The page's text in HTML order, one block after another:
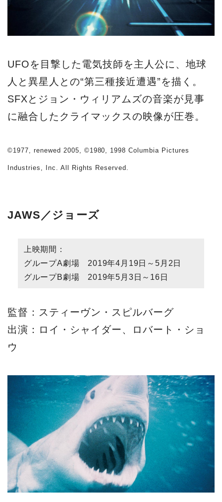
UFOを目撃した電気技師を主人公に、地球
人と異星人との“第三種接近遭遇”を描く。
SFXとジョン・ウィリアムズの音楽が見事
に融合したクライマックスの映像が圧巻。
©1977, renewed 2005, ©1980, 1998 Columbia Pictures
Industries, Inc. All Rights Reserved.
JAWS／ジョーズ
上映期間：
グループA劇場 2019年4月19日～5月2日
グループB劇場 2019年5月3日～16日
監督：スティーヴン・スピルバーグ
出演：ロイ・シャイダー、ロバート・ショ
ウ